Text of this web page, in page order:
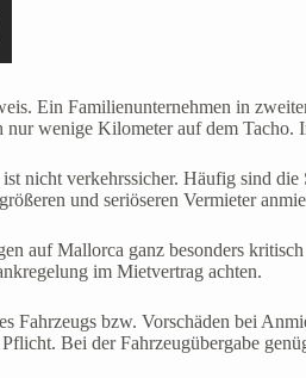
Ein Familienunternehmen in
wenige Kilometer auf dem Tacho.
nicht verkehrssicher. Häufig sind
und seriöseren Vermieter
auf Mallorca ganz besonders
im Mietvertrag achten.
Fahrzeugs bzw. Vorschäden bei
Bei der Fahrzeugübergabe